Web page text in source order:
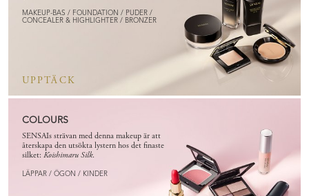
MAKEUP-BAS / FOUNDATION / PUDER /
CONCEALER & HIGHLIGHTER / BRONZER
UPPTÄCK
COLOURS
SENSAIs strävan med denna makeup är att
återskapa den utsökta lystern hos det finaste
silket: Koishimaru Silk.
LÄPPAR / ÖGON / KINDER